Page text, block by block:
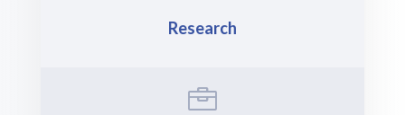
Research
